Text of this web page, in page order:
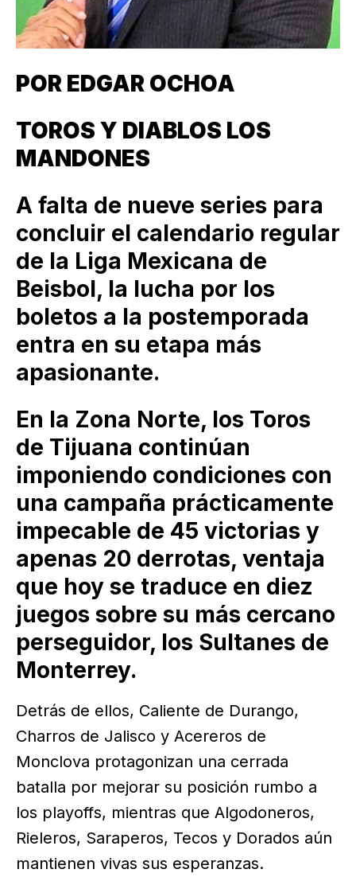
POR EDGAR OCHOA
TOROS Y DIABLOS LOS
MANDONES
A falta de nueve series para
concluir el calendario regular
de la Liga Mexicana de
Beisbol, la lucha por los
boletos a la postemporada
entra en su etapa más
apasionante.
En la Zona Norte, los Toros
de Tijuana continúan
imponiendo condiciones con
una campaña prácticamente
impecable de 45 victorias y
apenas 20 derrotas, ventaja
que hoy se traduce en diez
juegos sobre su más cercano
perseguidor, los Sultanes de
Monterrey.
Detrás de ellos, Caliente de Durango,
Charros de Jalisco y Acereros de
Monclova protagonizan una cerrada
batalla por mejorar su posición rumbo a
los playoffs, mientras que Algodoneros,
Rieleros, Saraperos, Tecos y Dorados aún
mantienen vivas sus esperanzas.